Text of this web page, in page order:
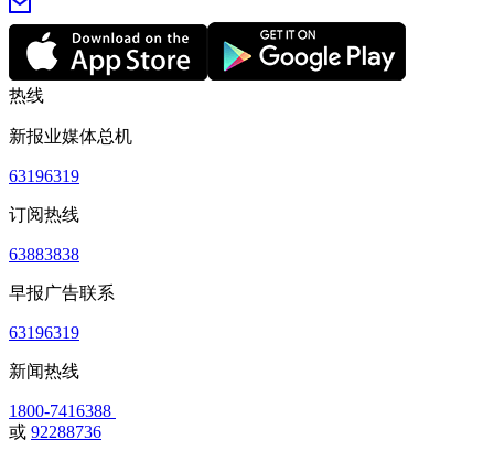
热线
新报业媒体总机
63196319
订阅热线
63883838
早报广告联系
63196319
新闻热线
1800-7416388
或 92288736